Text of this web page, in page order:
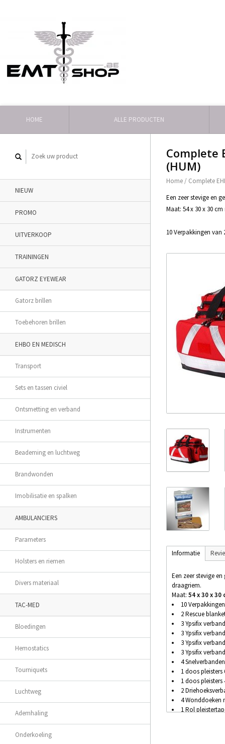
HOME ALLE PRODUCTEN
NIEUW
PROMO
UITVERKOOP
TRAININGEN
GATORZ EYEWEAR
Gatorz brillen
Toebehoren brillen
EHBO EN MEDISCH
Transport
Sets en tassen civiel
Ontsmetting en verband
Instrumenten
Beademing en luchtweg
Brandwonden
Imobilisatie en spalken
AMBULANCIERS
Parameters
Holsters en riemen
Divers materiaal
TAC-MED
Bloedingen
Hemostatics
Tourniquets
Luchtweg
Ademhaling
Onderkoeling
Complete
(HUM)
Home / Complete
Een zeer stevige en
Maat: 54 x 30 x 30
10 Verpakkingen van
Informatie
Een zeer stevige
draagriem.
Maat: 54 x 30 x 30
10
2 Rescue
3Ypsifix
3 Ypsifix
3 Ypsifix
3 Ypsifix
4
1 doos pleisters
1 doos pleisters
2
4 Wonddoeken
1 Rol